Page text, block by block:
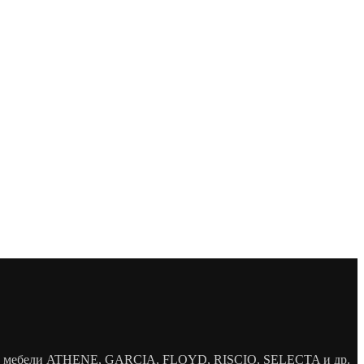
мебели ATHENE, GARCIA, FLOYD, RISCIO, SELECTA и др.